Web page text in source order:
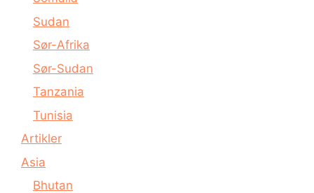
Sudan
Sør-Afrika
Sør-Sudan
Tanzania
Tunisia
Artikler
Asia
Bhutan